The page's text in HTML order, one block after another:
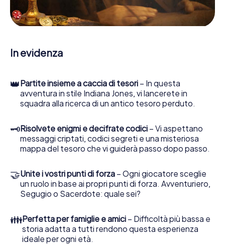
enigmatiche, la aiuta a raccogliere oggetti e la guida in
sicurezza per Palanga.
vi immergerete sempre più in profondità
nell'emozionante storia, presto scoprirete che il prezioso
In evidenza
👑Partite insieme a caccia di tesori – In questa
avventura in stile Indiana Jones, vi lancerete in
squadra alla ricerca di un antico tesoro perduto.
🗝Risolvete enigmi e decifrate codici – Vi aspettano
messaggi criptati, codici segreti e una misteriosa
mappa del tesoro che vi guiderà passo dopo passo.
🤝Unite i vostri punti di forza – Ogni giocatore sceglie
un ruolo in base ai propri punti di forza. Avventuriero,
Segugio o Sacerdote: quale sei?
👪Perfetta per famiglie e amici – Difficoltà più bassa e
storia adatta a tutti rendono questa esperienza
ideale per ogni età.